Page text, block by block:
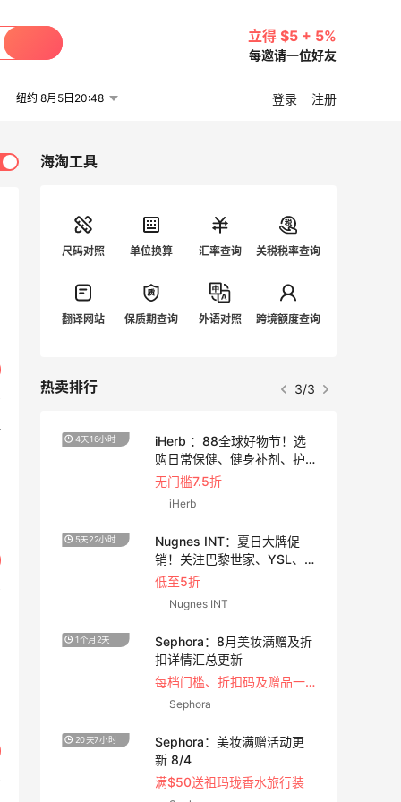
立得 $5 + 5%
每邀请一位好友
纽约 8月5日20:48 登录 注册
海淘工具
尺码对照 单位换算 汇率查询 关税税率查询
翻译网站 保质期查询 外语对照 跨境额度查询
热卖排行 3/3
4天16小时
iHerb ：88全球好物节！选
购日常保健、健身补剂、护
肤洗护等
无门槛7.5折
iHerb
5天22小时
Nugnes INT：夏日大牌促
销！关注巴黎世家、YSL、
蒙口、CHLOE
低至5折
Nugnes INT
1个月2天
Sephora：8月美妆满赠及折
扣详情汇总更新
每档门槛、折扣码及赠品一览
Sephora
20天7小时
Sephora：美妆满赠活动更
新 8/4
满$50送祖玛珑香水旅行装